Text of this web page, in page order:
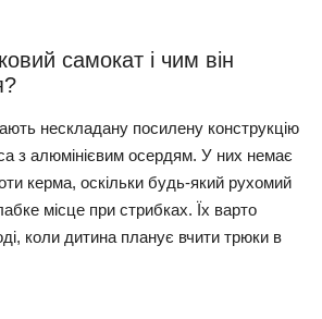
самокат і чим він
нескладану посилену конструкцію
з алюмінієвим осердям. У них немає
керма, оскільки будь-який рухомий
місце при стрибках. Їх варто
коли дитина планує вчити трюки в